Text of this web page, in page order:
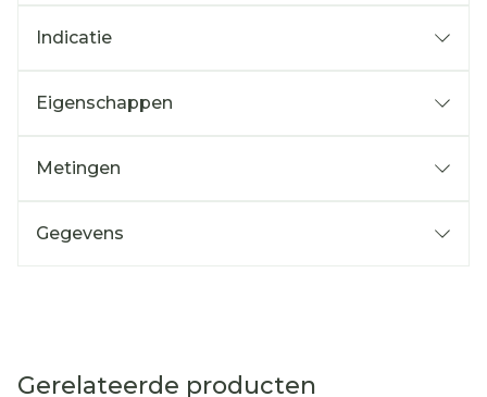
Indicatie
Eigenschappen
Metingen
Gegevens
Gerelateerde producten